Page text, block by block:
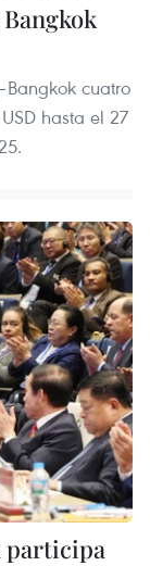
cuatro
hasta el 27
participa